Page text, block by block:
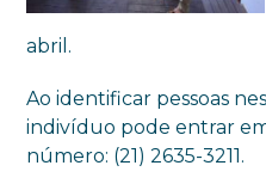
abril.
Ao identificar pessoas
indivíduo pode entrar
número: (21) 2635-3211.